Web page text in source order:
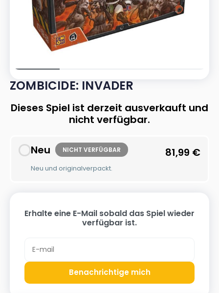
ZOMBICIDE: INVADER
Dieses Spiel ist derzeit ausverkauft und
nicht verfügbar.
Neu NICHT VERFÜGBAR
Neu und originalverpackt.
81,99 €
Erhalte eine E-Mail sobald das Spiel wieder
verfügbar ist.
Benachrichtige mich